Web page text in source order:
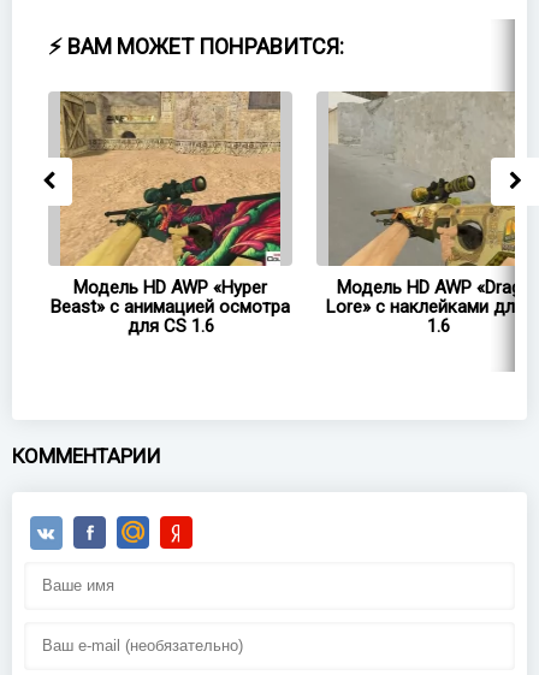
⚡ ВАМ МОЖЕТ ПОНРАВИТСЯ:
Модель HD AWP «Hyper
Beast» с анимацией осмотра
для CS 1.6
Модель HD AWP
Lore» с наклейками для
1.6
КОММЕНТАРИИ